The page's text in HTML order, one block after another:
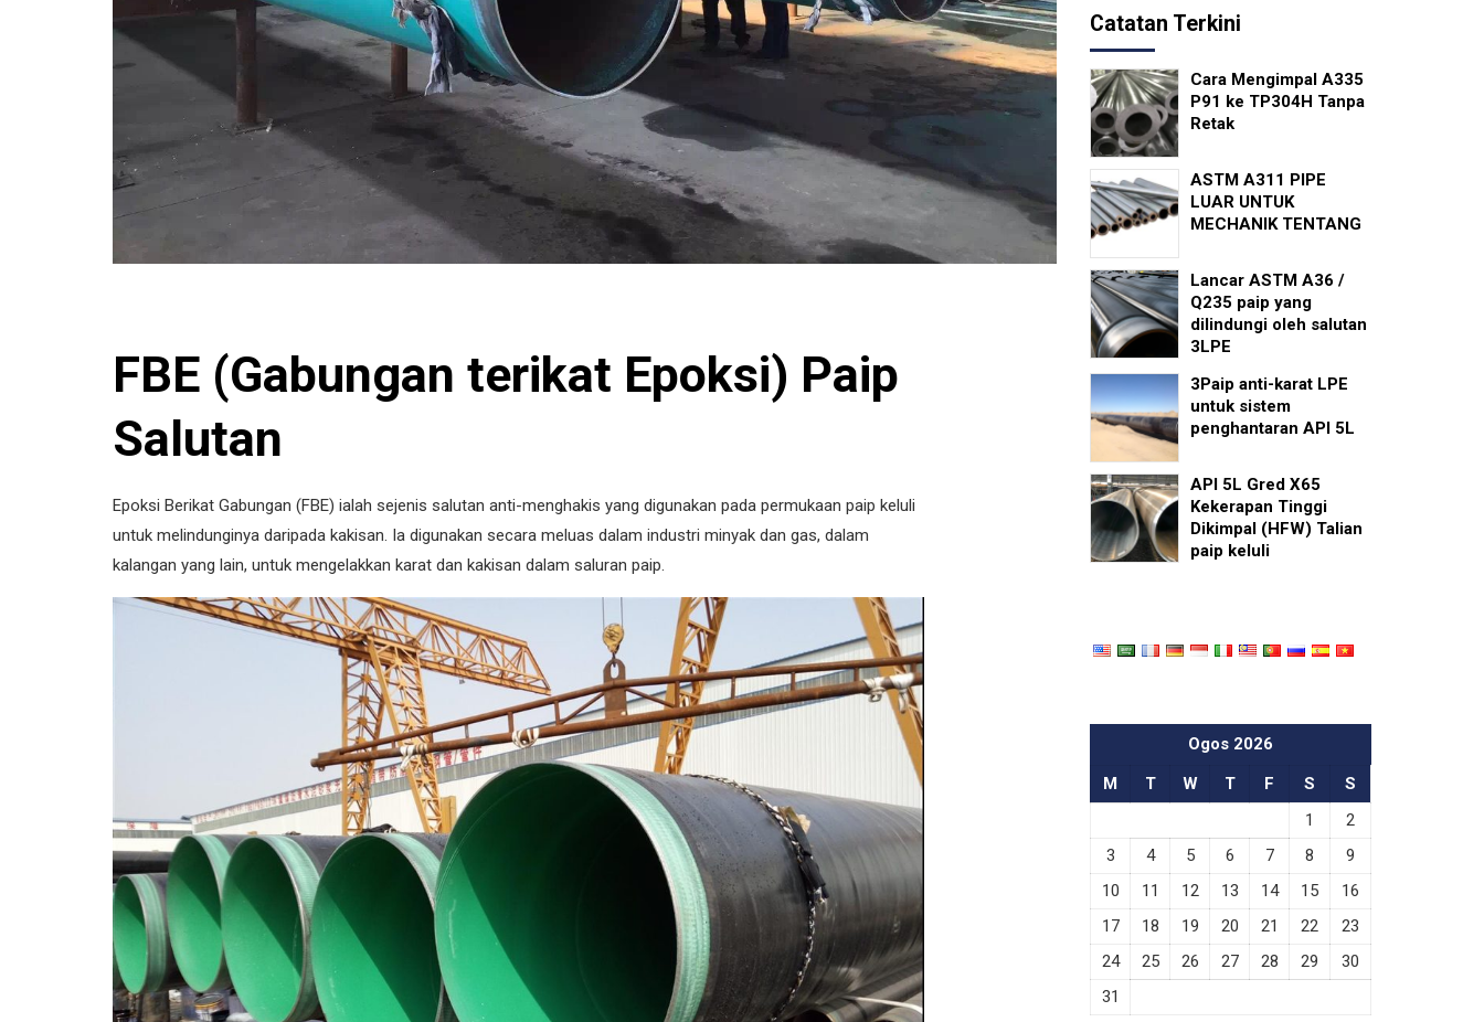
FBE (Gabungan terikat Epoksi) Paip
Salutan
Epoksi Berikat Gabungan (FBE) ialah sejenis salutan anti-menghakis yang digunakan pada permukaan paip keluli
untuk melindunginya daripada kakisan. Ia digunakan secara meluas dalam industri minyak dan gas, dalam
kalangan yang lain, untuk mengelakkan karat dan kakisan dalam saluran paip.
Catatan Terkini
Cara Mengimpal A335
P91 ke TP304H Tanpa
Retak
ASTM A311 PIPE
LUAR UNTUK
MECHANIK TENTANG
Lancar ASTM A36 /
Q235 paip yang
dilindungi oleh salutan
3LPE
3Paip anti-karat LPE
untuk sistem
penghantaran API 5L
API 5L Gred X65
Kekerapan Tinggi
Dikimpal (HFW) Talian
paip keluli
Ogos 2026
M
T W T F S
S
1
2
3
4 5 6 7 8
9
10
11 12 13 14 15
16
17
18 19 20 21 22
23
24
25 26 27 28 29
30
31